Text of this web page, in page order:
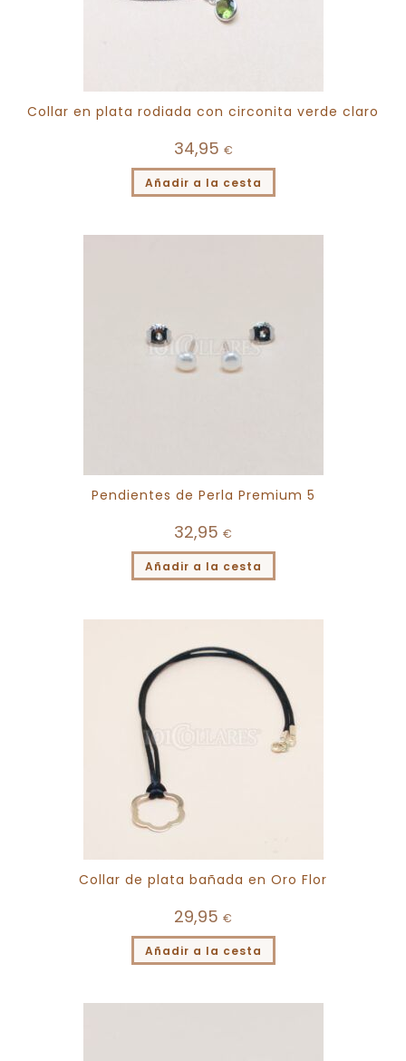
Collar en plata rodiada con circonita verde claro
34,95 €
Añadir a la cesta
Pendientes de Perla Premium 5
32,95 €
Añadir a la cesta
Collar de plata bañada en Oro Flor
29,95 €
Añadir a la cesta